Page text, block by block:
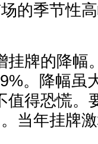
的季节性
挂牌的降幅
。降幅虽
值得恐慌。
当年挂牌